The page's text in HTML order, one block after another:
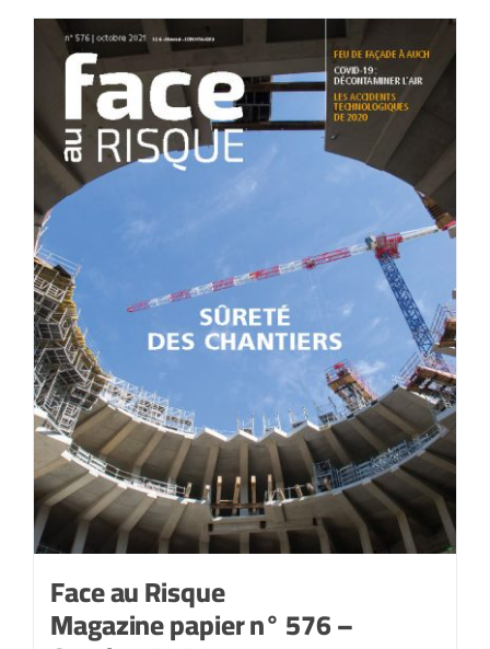
papier
577
-
Novembre
2021
Face au Risque
Magazine papier n° 576 –